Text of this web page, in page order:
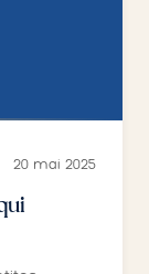
20 mai 2025